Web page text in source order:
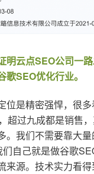
明云点SEO公司一
歌SEO优化行业。
位是精密强悍，很
超过九成都是销售
。我们不需要靠大
们自己就是做谷歌
来源。技术实力看